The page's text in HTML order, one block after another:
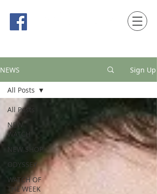
NEWS Sign Up
All Posts
NEW
WATCH
NEW SHOP
ODYSSEY
WATCH OF
THE WEEK
All Posts